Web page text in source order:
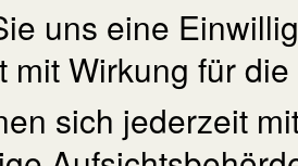
uns eine
mit Wirkung für
sich jederzeit